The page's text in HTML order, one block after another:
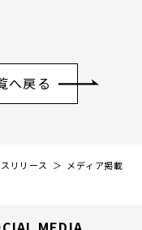
へ戻る
リリース
メディア掲載